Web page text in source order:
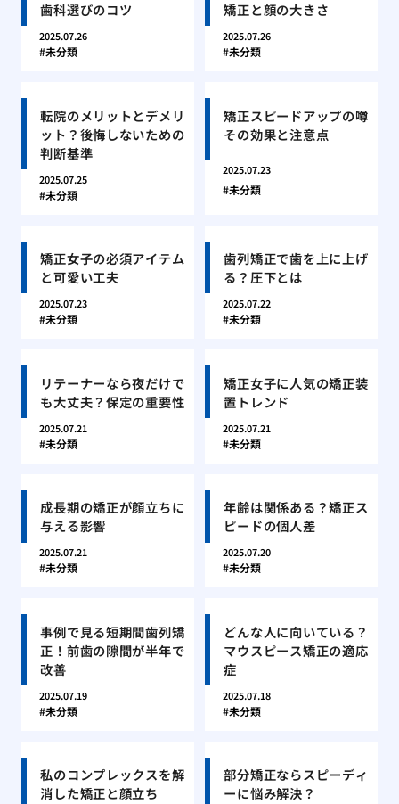
歯科選びのコツ
2025.07.26
未分類
矯正と顔の大きさ
2025.07.26
未分類
転院のメリットとデメリ
ット？後悔しないための
判断基準
2025.07.25
未分類
矯正スピードアップの噂
その効果と注意点
2025.07.23
未分類
矯正女子の必須アイテム
と可愛い工夫
2025.07.23
未分類
歯列矯正で歯を上に上げ
る？圧下とは
2025.07.22
未分類
リテーナーなら夜だけで
も大丈夫？保定の重要性
2025.07.21
未分類
矯正女子に人気の矯正装
置トレンド
2025.07.21
未分類
成長期の矯正が顔立ちに
与える影響
2025.07.21
未分類
年齢は関係ある？矯正ス
ピードの個人差
2025.07.20
未分類
事例で見る短期間歯列矯
正！前歯の隙間が半年で
改善
2025.07.19
未分類
どんな人に向いている？
マウスピース矯正の適応
症
2025.07.18
未分類
私のコンプレックスを解
消した矯正と顔立ち
部分矯正ならスピーディ
ーに悩み解決？